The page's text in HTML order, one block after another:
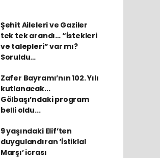
Şehit Aileleri ve Gaziler
tek tek arandı… “İstekleri
ve talepleri” var mı?
Soruldu…
Zafer Bayramı’nın 102. Yılı
kutlanacak...
Gölbaşı’ndaki program
belli oldu...
9 yaşındaki Elif’ten
duygulandıran ‘İstiklal
Marşı’ icrası